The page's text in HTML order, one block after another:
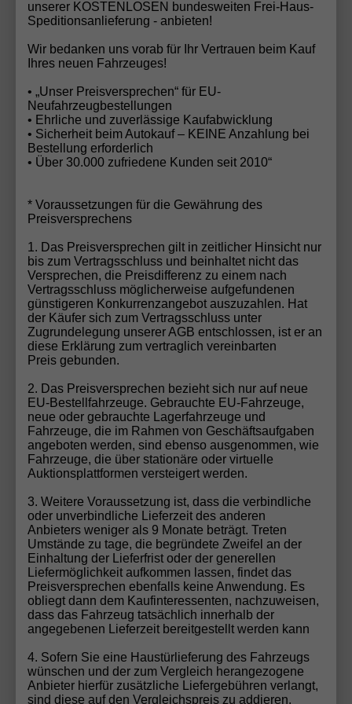
sind. In einer Branche, die oft vom Preisdruck
GmbH auf langfristige Kundenbeziehungen, ehrliche
Beratung und nachvollziehbare Angebote – und wird
dafür nun mit dem Deutschen Fairness-Preis 2025
belohnt.
Haben Sie Ihr Traumfahrzeug noch nicht entdeckt?
Konfiguratorkönnen Sie Ihr Wunschauto in
wenigen Schritten individuell zusammenstellen –
genau nach Ihren Vorstellungen. Alternativ senden
Sie uns IhreFahrzeuganfrage, und unser
erfahrenes Team findet das perfekte Fahrzeug für
Sie. Egal ob spezifische Ausstattung, Farbe oder
Modell – wir machen Ihren Autotraum wahr!
Fahrzeug konfigurieren
Gebrauchtwagen-Inzahlungnahme
Möchten Sie Ihren aktuellen Wagen in Zahlung
geben? Bei uns ist das ganz einfach! Füllen Sie unser
Gebrauchtwagen-Formular aus, und unser Team
erstellt Ihnen schnell und unkompliziert ein faires
Angebot für Ihr Fahrzeug. Wir übernehmen die
Bewertung und Abwicklung, damit Sie sich voll und
ganz auf Ihr neues EU-Fahrzeug freuen können.
Sparen Sie Zeit und profitieren Sie von unserem
Rundum-Service!
Zum Gebrauchtwagen-Formular
unserer KOSTENLOSEN bundesweiten Frei-Haus-
Speditionsanlieferung - anbieten!
Wir bedanken uns vorab für Ihr Vertrauen beim Kauf
Ihres neuen Fahrzeuges!
• „Unser Preisversprechen“ für EU-
Neufahrzeugbestellungen
• Ehrliche und zuverlässige Kaufabwicklung
• Sicherheit beim Autokauf – KEINE Anzahlung bei
Bestellung erforderlich
• Über 30.000 zufriedene Kunden seit 2010“
* Voraussetzungen für die Gewährung des
Preisversprechens
1. Das Preisversprechen gilt in zeitlicher Hinsicht nur
bis zum Vertragsschluss und beinhaltet nicht das
Versprechen, die Preisdifferenz zu einem nach
Vertragsschluss möglicherweise aufgefundenen
günstigeren Konkurrenzangebot auszuzahlen. Hat
der Käufer sich zum Vertragsschluss unter
Zugrundelegung unserer AGB entschlossen, ist er an
diese Erklärung zum vertraglich vereinbarten
Preis gebunden.
2. Das Preisversprechen bezieht sich nur auf neue
EU-Bestellfahrzeuge. Gebrauchte EU-Fahrzeuge,
neue oder gebrauchte Lagerfahrzeuge und
Fahrzeuge, die im Rahmen von Geschäftsaufgaben
angeboten werden, sind ebenso ausgenommen, wie
Fahrzeuge, die über stationäre oder virtuelle
Auktionsplattformen versteigert werden.
3. Weitere Voraussetzung ist, dass die verbindliche
oder unverbindliche Lieferzeit des anderen
Anbieters weniger als 9 Monate beträgt. Treten
Umstände zu tage, die begründete Zweifel an der
Einhaltung der Lieferfrist oder der generellen
Liefermöglichkeit aufkommen lassen, findet das
Preisversprechen ebenfalls keine Anwendung. Es
obliegt dann dem Kaufinteressenten, nachzuweisen,
dass das Fahrzeug tatsächlich innerhalb der
angegebenen Lieferzeit bereitgestellt werden kann
4. Sofern Sie eine Haustürlieferung des Fahrzeugs
wünschen und der zum Vergleich herangezogene
Anbieter hierfür zusätzliche Liefergebühren verlangt,
sind diese auf den Vergleichspreis zu addieren.